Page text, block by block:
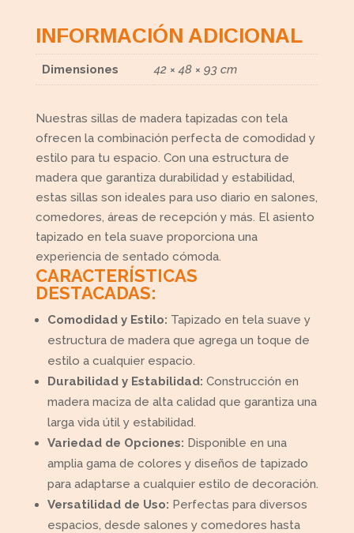
INFORMACIÓN ADICIONAL
Dimensiones 42 × 48 × 93 cm
Nuestras sillas de madera tapizadas con tela
ofrecen la combinación perfecta de comodidad y
estilo para tu espacio. Con una estructura de
madera que garantiza durabilidad y estabilidad,
estas sillas son ideales para uso diario en salones,
comedores, áreas de recepción y más. El asiento
tapizado en tela suave proporciona una
experiencia de sentado cómoda.
CARACTERÍSTICAS
DESTACADAS:
Comodidad y Estilo: Tapizado en tela suave y
estructura de madera que agrega un toque de
estilo a cualquier espacio.
Durabilidad y Estabilidad: Construcción en
madera maciza de alta calidad que garantiza una
larga vida útil y estabilidad.
Variedad de Opciones: Disponible en una
amplia gama de colores y diseños de tapizado
para adaptarse a cualquier estilo de decoración.
Versatilidad de Uso: Perfectas para diversos
espacios, desde salones y comedores hasta